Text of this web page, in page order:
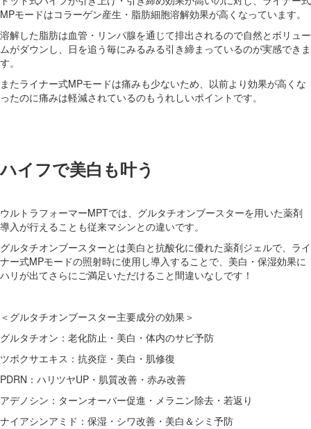
MPモードはコラーゲン産生・脂肪細胞溶解効果が高くなっています。
溶解した脂肪は血管・リンパ腺を通じて排出されるので自然とボリュー
ムがダウンし、日を追う毎にみるみる引き締まっているのが実感できま
す。
またライナー式MPモードは痛みも少ないため、以前より効果が高くな
ったのに痛みは軽減されているのもうれしいポイントです。
ハイフで美白も叶う
ウルトラフォーマーMPTでは、グルタチオンブースターを用いた薬剤
導入が行えることも従来マシンとの違いです。
グルタチオンブースターとは美白と抗酸化に優れた薬剤ジェルで、ライ
ナー式MPモードの照射時に使用し導入することで、美白・保湿効果に
ハリが出てさらにご満足いただけること間違いなしです！
＜グルタチオンブースター主要成分の効果＞
グルタチオン：老化防止・美白・体内のサビ予防
ツボクサエキス：抗炎症・美白・肌修復
PDRN：ハリツヤUP・肌質改善・赤み改善
アデノシン：ターンオーバー促進・メラニン除去・若返り
ナイアシンアミド：保湿・シワ改善・美白＆シミ予防